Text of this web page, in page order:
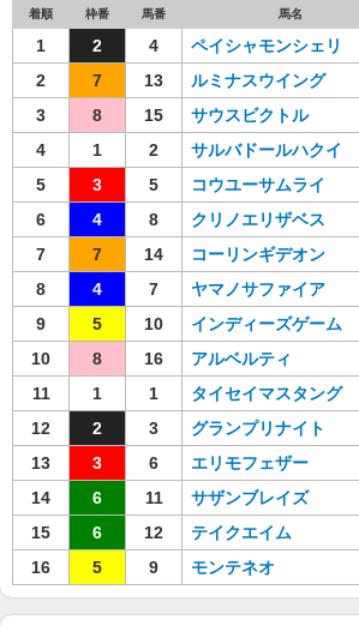
着順 枠番 馬番 馬名
1 2 4 ペイシャモンシェリ
2
7 13 ルミナスウイング
3
8 15 サウスビクトル
4
1 2 サルバドールハクイ
5
3 5 コウユーサムライ
6
4 8 クリノエリザベス
7
7 14 コーリンギデオン
8
4 7 ヤマノサファイア
9
5 10 インディーズゲーム
10
8 16 アルベルティ
11
1 1 タイセイマスタング
12
2 3 グランプリナイト
13
3 6 エリモフェザー
14
6 11 サザンブレイズ
15
6 12 テイクエイム
16
5 9 モンテネオ